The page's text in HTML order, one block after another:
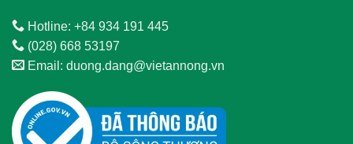
Hotline: +84 934 191 445
(028) 668 53197
Email: duong.dang@vietannong.vn